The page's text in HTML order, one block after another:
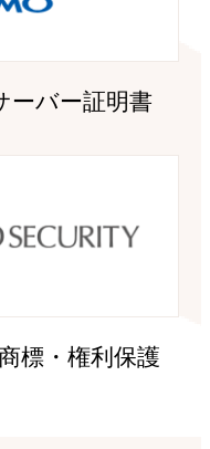
ーバー証明書
標・権利保護